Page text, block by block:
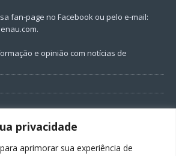
privacidade
aprimorar sua experiência de
fan-page no Facebook ou pelo e-mail:
.
e opinião com notícias de